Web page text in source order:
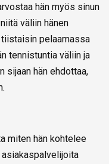
hän myös sinun
väliin hänen
tiistaisin pelaamassa
tennistuntia väliin ja
sijaan hän ehdottaa,
miten hän kohtelee
asiakaspalvelijoita